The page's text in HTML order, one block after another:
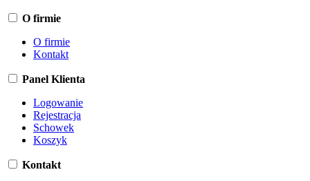
O firmie
O firmie
Kontakt
Panel Klienta
Logowanie
Rejestracja
Schowek
Koszyk
Kontakt